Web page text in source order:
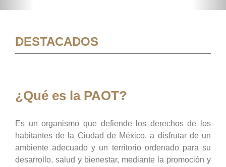
DESTACADOS
¿Qué es la PAOT?
Es un organismo que defiende los derechos de los
habitantes de la Ciudad de México, a disfrutar de un
ambiente adecuado y un territorio ordenado para su
desarrollo, salud y bienestar, mediante la promoción y